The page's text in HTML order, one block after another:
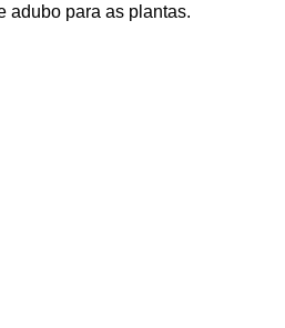
adubo para as plantas.